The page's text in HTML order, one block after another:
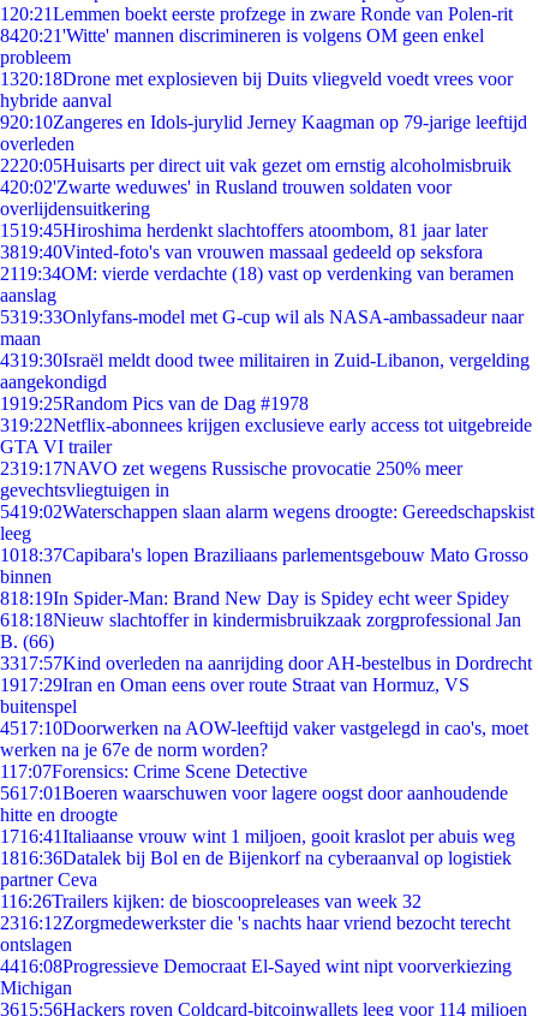
1 20:21Lemmen boekt eerste profzege in zware Ronde van Polen-rit
8420:21'Witte' mannen discrimineren is volgens OM geen enkel
probleem
1320:18Drone met explosieven bij Duits vliegveld voedt vrees voor
hybride aanval
920:10Zangeres en Idols-jurylid Jerney Kaagman op 79-jarige leeftijd
overleden
2220:05Huisarts per direct uit vak gezet om ernstig alcoholmisbruik
420:02'Zwarte weduwes' in Rusland trouwen soldaten voor
overlijdensuitkering
1519:45Hiroshima herdenkt slachtoffers atoombom, 81 jaar later
3819:40Vinted-foto's van vrouwen massaal gedeeld op seksfora
2119:34OM: vierde verdachte (18) vast op verdenking van beramen
aanslag
5319:33Onlyfans-model met G-cup wil als NASA-ambassadeur naar
maan
4319:30Israël meldt dood twee militairen in Zuid-Libanon, vergelding
aangekondigd
1919:25Random Pics van de Dag #1978
319:22Netflix-abonnees krijgen exclusieve early access tot uitgebreide
GTA VI trailer
2319:17NAVO zet wegens Russische provocatie 250% meer
gevechtsvliegtuigen in
5419:02Waterschappen slaan alarm wegens droogte: Gereedschapskist
leeg
1018:37Capibara's lopen Braziliaans parlementsgebouw Mato Grosso
binnen
818:19In Spider-Man: Brand New Day is Spidey echt weer Spidey
618:18Nieuw slachtoffer in kindermisbruikzaak zorgprofessional Jan
B. (66)
3317:57Kind overleden na aanrijding door AH-bestelbus in Dordrecht
1917:29Iran en Oman eens over route Straat van Hormuz, VS
buitenspel
4517:10Doorwerken na AOW-leeftijd vaker vastgelegd in cao's, moet
werken na je 67e de norm worden?
117:07Forensics: Crime Scene Detective
5617:01Boeren waarschuwen voor lagere oogst door aanhoudende
hitte en droogte
1716:41Italiaanse vrouw wint 1 miljoen, gooit kraslot per abuis weg
1816:36Datalek bij Bol en de Bijenkorf na cyberaanval op logistiek
partner Ceva
116:26Trailers kijken: de bioscoopreleases van week 32
2316:12Zorgmedewerkster die 's nachts haar vriend bezocht terecht
ontslagen
4416:08Progressieve Democraat El-Sayed wint nipt voorverkiezing
Michigan
3615:56Hackers roven Coldcard-bitcoinwallets leeg voor 114 miljoen